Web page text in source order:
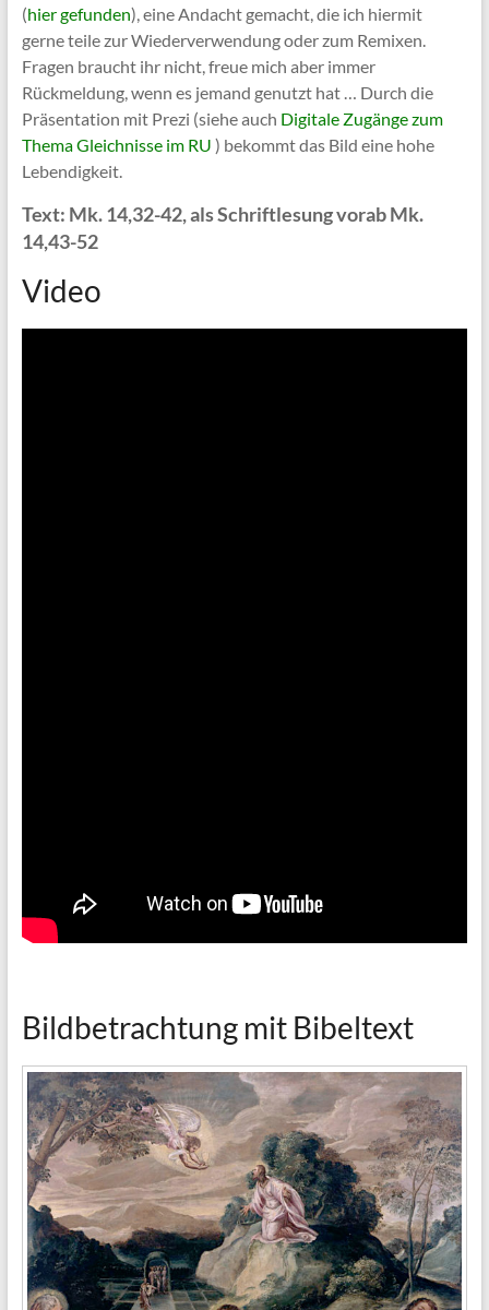
(hier gefunden), eine Andacht gemacht, die ich hiermit
gerne teile zur Wiederverwendung oder zum Remixen.
Fragen braucht ihr nicht, freue mich aber immer
Rückmeldung, wenn es jemand genutzt hat … Durch die
Präsentation mit Prezi (siehe auch Digitale Zugänge zum
Thema Gleichnisse im RU ) bekommt das Bild eine hohe
Lebendigkeit.
Text: Mk. 14,32-42, als Schriftlesung vorab Mk.
14,43-52
Video
Bildbetrachtung mit Bibeltext